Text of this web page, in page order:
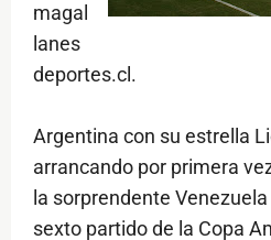
magal
lanes
deportes.cl.
Argentina con su estrella
arrancando por primera
la sorprendente
sexto partido de la Copa